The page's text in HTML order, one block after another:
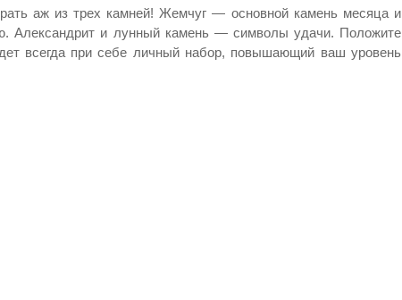
аж из трех камней! Жемчуг — основной камень месяца и
Александрит и лунный камень — символы удачи. Положите
всегда при себе личный набор, повышающий ваш уровень